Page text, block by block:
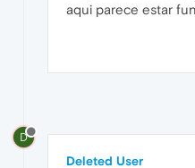
aqui parece estar
D
Deleted User